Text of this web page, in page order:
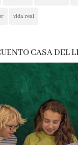
negra poesía
san jordi sorteos
CASA DEL